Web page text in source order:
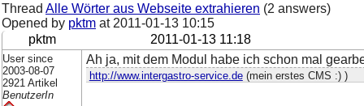
Thread Alle Wörter aus Webseite extrahieren (2 answers)
Opened by pktm at 2011-01-13 10:15
pktm
2011-01-13 11:18
User since
2003-08-07
2921 Artikel
BenutzerIn
Ah ja, mit dem Modul habe ich schon mal
http://www.intergastro-service.de(mein erstes CMS :) )